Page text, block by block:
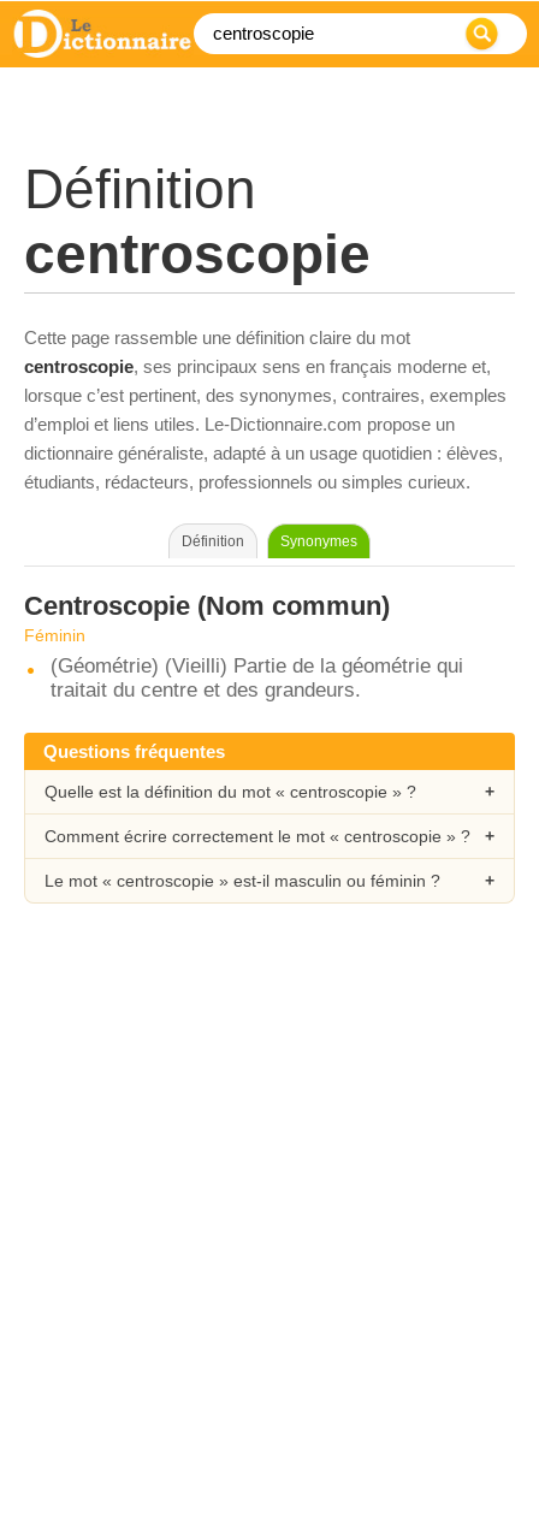
Définition
centroscopie
Cette page rassemble une définition claire du mot
centroscopie, ses principaux sens en français moderne et,
lorsque c’est pertinent, des synonymes, contraires, exemples
d’emploi et liens utiles. Le-Dictionnaire.com propose un
dictionnaire généraliste, adapté à un usage quotidien : élèves,
étudiants, rédacteurs, professionnels ou simples curieux.
Définition Synonymes
Centroscopie (Nom commun)
Féminin
(Géométrie) (Vieilli) Partie de la géométrie qui
traitait du centre et des grandeurs.
Questions fréquentes
Quelle est la définition du mot « centroscopie » ?
Comment écrire correctement le mot « centroscopie » ?
Le mot « centroscopie » est-il masculin ou féminin ?